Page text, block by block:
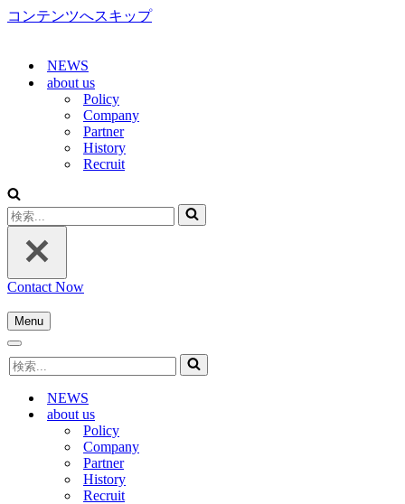
コンテンツへスキップ
NEWS
about us
Policy
Company
Partner
History
Recruit
検
索...
Contact Now
Menu
ナ
ゲ
シ
ョ
ナ
ビ
検
索...
NEWS
about us
Policy
Company
Partner
History
Recruit